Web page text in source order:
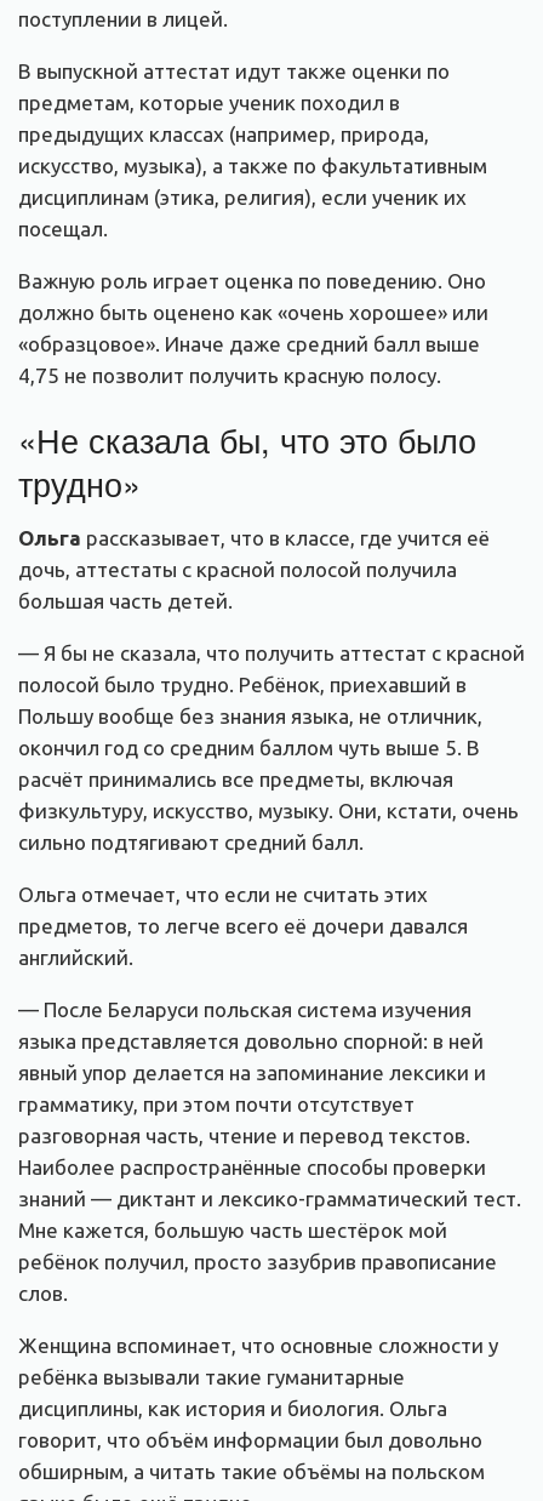
поступлении в лицей.
В выпускной аттестат идут также оценки по
предметам, которые ученик походил в
предыдущих классах (например, природа,
искусство, музыка), а также по факультативным
дисциплинам (этика, религия), если ученик их
посещал.
Важную роль играет оценка по поведению. Оно
должно быть оценено как «очень хорошее» или
«образцовое». Иначе даже средний балл выше
4,75 не позволит получить красную полосу.
«Не сказала бы, что это было
трудно»
Ольга рассказывает, что в классе, где учится её
дочь, аттестаты с красной полосой получила
большая часть детей.
— Я бы не сказала, что получить аттестат с красной
полосой было трудно. Ребёнок, приехавший в
Польшу вообще без знания языка, не отличник,
окончил год со средним баллом чуть выше 5. В
расчёт принимались все предметы, включая
физкультуру, искусство, музыку. Они, кстати, очень
сильно подтягивают средний балл.
Ольга отмечает, что если не считать этих
предметов, то легче всего её дочери давался
английский.
— После Беларуси польская система изучения
языка представляется довольно спорной: в ней
явный упор делается на запоминание лексики и
грамматику, при этом почти отсутствует
разговорная часть, чтение и перевод текстов.
Наиболее распространённые способы проверки
знаний — диктант и лексико-грамматический тест.
Мне кажется, большую часть шестёрок мой
ребёнок получил, просто зазубрив правописание
слов.
Женщина вспоминает, что основные сложности у
ребёнка вызывали такие гуманитарные
дисциплины, как история и биология. Ольга
говорит, что объём информации был довольно
обширным, а читать такие объёмы на польском